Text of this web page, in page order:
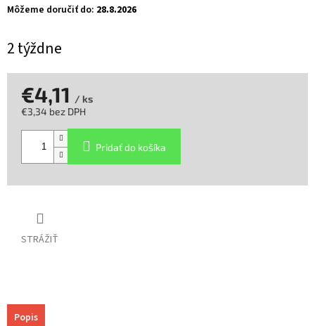
2 týždne
Môžeme doručiť do: 28.8.2026
STRÁŽIŤ
€4,11 / ks
€3,34 bez DPH
Pridať do košíka
Popis